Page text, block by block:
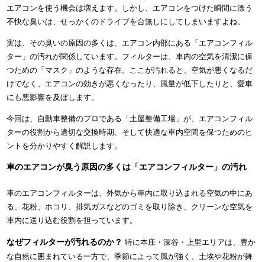
エアコンを使う機会は増えます。しかし、エアコンをつけた瞬間に漂う
不快な臭いは、せっかくのドライブを台無しにしてしまいますよね。
実は、その臭いの原因の多くは、エアコン内部にある「エアコンフィル
ター」の汚れが関係しています。フィルターは、車内の空気を清潔に保
つための「マスク」のような存在。ここが汚れると、空気が悪くなるだ
けでなく、エアコンの効きが悪くなったり、風量が低下したりと、愛車
にも悪影響を及ぼします。
今回は、自動車整備のプロである「土屋整備工場」が、エアコンフィル
ターの役割から適切な交換時期、そして快適な車内空間を保つためのヒ
ントを分かりやすく解説します。
車のエアコンが臭う原因の多くは「エアコンフィルター」の汚れ
車のエアコンフィルターは、外気から車内に取り込まれる空気の中にあ
る、花粉、ホコリ、排気ガスなどのゴミを取り除き、クリーンな空気を
車内に送り込む役割を担っています。
なぜフィルターが汚れるのか？ 特に本庄・深谷・上里エリアは、豊か
な自然に囲まれている一方で、季節によって風が強く、土埃や花粉が舞